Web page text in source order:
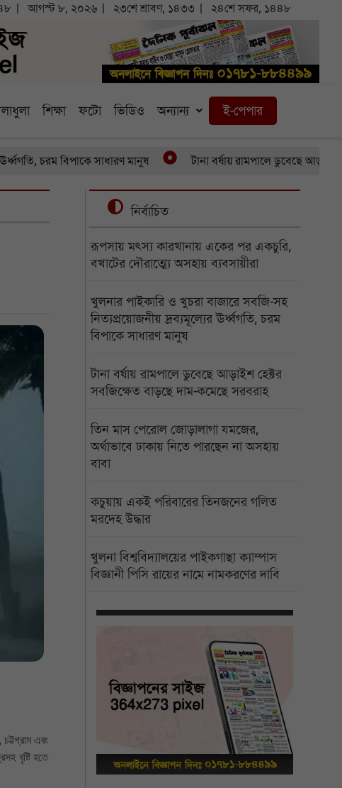
আগস্ট ৮, ২০২৬ ২৩শে শ্রাবণ, ১৪৩৩ ২৪শে সফর, ১৪৪৮
শিক্ষা ফটো ভিডিও অন্যান্য ই-পেপার
বিপাকে সাধারণ মানুষ টানা বর্ষায় রামপালে ডুবেছে আড়াইশ হেক্টর
এবং
বৃষ্টি হতে
নির্বাচিত
রূপসায় মৎস্য কারখানায় একের পর একচুরি,
বখাটের দৌরাত্ম্যে অসহায় ব্যবসায়ীরা
খুলনার পাইকারি ও খুচরা বাজারে সবজি-সহ
নিত্যপ্রয়োজনীয় দ্রব্যমূল্যের ঊর্ধ্বগতি, চরম
বিপাকে সাধারণ মানুষ
টানা বর্ষায় রামপালে ডুবেছে আড়াইশ হেক্টর
সবজিক্ষেত বাড়ছে দাম-কমেছে সরবরাহ
তিন মাস পেরোল জোড়ালাগা যমজের,
অর্থাভাবে ঢাকায় নিতে পারছেন না অসহায়
বাবা
কচুয়ায় একই পরিবারের তিনজনের গলিত
মরদেহ উদ্ধার
খুলনা বিশ্ববিদ্যালয়ের পাইকগাছা ক্যাম্পাস
বিজ্ঞানী পিসি রায়ের নামে নামকরণের দাবি